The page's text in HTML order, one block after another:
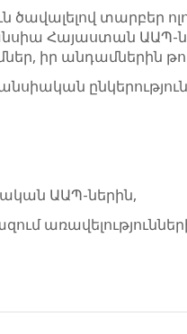
ծավալելով տարբեր
Հայաստան ԱԱՊ-
իր անդամներին
ԱԱՊ-ներին,